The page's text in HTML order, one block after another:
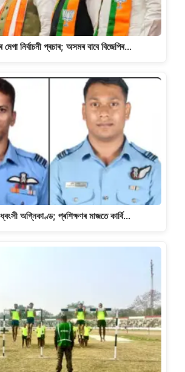
মেগা নিৰ্বাচনী প্ৰচাৰ; অসমৰ বাবে বিজেপিৰ…
অগ্নিকাণ্ড; প্ৰশিক্ষণৰ মাজতে কাৰ্বি…